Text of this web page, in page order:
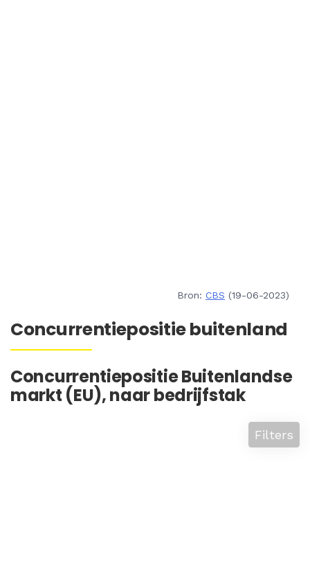
Bron: CBS (19-06-2023)
Concurrentiepositie buitenland
Concurrentiepositie Buitenlandse
markt (EU), naar bedrijfstak
Filters